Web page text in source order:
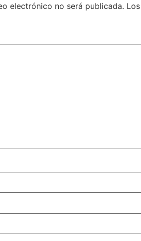
electrónico no será publicada.